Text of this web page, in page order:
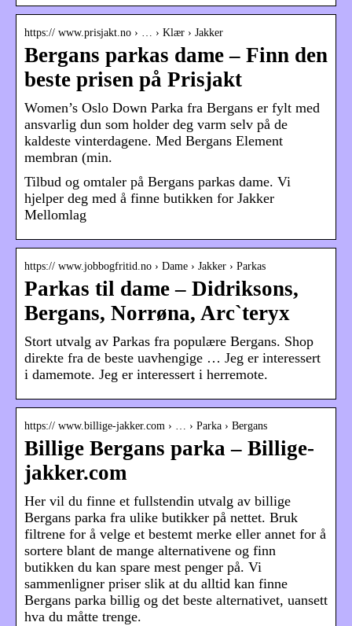
https:// www.prisjakt.no › … › Klær › Jakker
Bergans parkas dame – Finn den
beste prisen på Prisjakt
Women’s Oslo Down Parka fra Bergans er fylt med
ansvarlig dun som holder deg varm selv på de
kaldeste vinterdagene. Med Bergans Element
membran (min.
Tilbud og omtaler på Bergans parkas dame. Vi
hjelper deg med å finne butikken for Jakker
Mellomlag
https:// www.jobbogfritid.no › Dame › Jakker › Parkas
Parkas til dame – Didriksons,
Bergans, Norrøna, Arc`teryx
Stort utvalg av Parkas fra populære Bergans. Shop
direkte fra de beste uavhengige … Jeg er interessert
i damemote. Jeg er interessert i herremote.
https:// www.billige-jakker.com › … › Parka › Bergans
Billige Bergans parka – Billige-
jakker.com
Her vil du finne et fullstendin utvalg av billige
Bergans parka fra ulike butikker på nettet. Bruk
filtrene for å velge et bestemt merke eller annet for å
sortere blant de mange alternativene og finn
butikken du kan spare mest penger på. Vi
sammenligner priser slik at du alltid kan finne
Bergans parka billig og det beste alternativet, uansett
hva du måtte trenge.